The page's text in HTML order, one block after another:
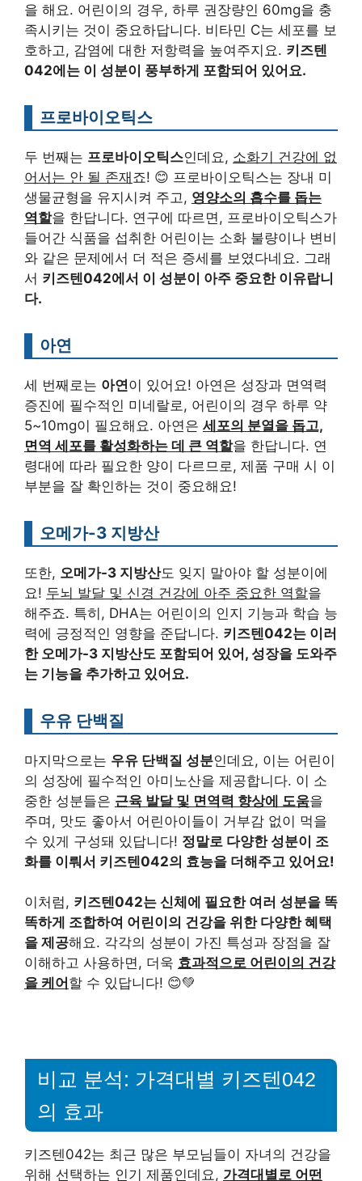
을 해요. 어린이의 경우, 하루 권장량인 60mg을 충
족시키는 것이 중요하답니다. 비타민 C는 세포를 보
호하고, 감염에 대한 저항력을 높여주지요. 키즈텐
042에는 이 성분이 풍부하게 포함되어 있어요.
프로바이오틱스
두 번째는 프로바이오틱스인데요, 소화기 건강에 없
어서는 안 될 존재죠! 😊 프로바이오틱스는 장내 미
생물균형을 유지시켜 주고, 영양소의 흡수를 돕는
역할을 한답니다. 연구에 따르면, 프로바이오틱스가
들어간 식품을 섭취한 어린이는 소화 불량이나 변비
와 같은 문제에서 더 적은 증세를 보였다네요. 그래
서 키즈텐042에서 이 성분이 아주 중요한 이유랍니
다.
아연
세 번째로는 아연이 있어요! 아연은 성장과 면역력
증진에 필수적인 미네랄로, 어린이의 경우 하루 약
5~10mg이 필요해요. 아연은 세포의 분열을 돕고,
면역 세포를 활성화하는 데 큰 역할을 한답니다. 연
령대에 따라 필요한 양이 다르므로, 제품 구매 시 이
부분을 잘 확인하는 것이 중요해요!
오메가-3 지방산
또한, 오메가-3 지방산도 잊지 말아야 할 성분이에
요! 두뇌 발달 및 신경 건강에 아주 중요한 역할을
해주죠. 특히, DHA는 어린이의 인지 기능과 학습 능
력에 긍정적인 영향을 준답니다. 키즈텐042는 이러
한 오메가-3 지방산도 포함되어 있어, 성장을 도와주
는 기능을 추가하고 있어요.
우유 단백질
마지막으로는 우유 단백질 성분인데요, 이는 어린이
의 성장에 필수적인 아미노산을 제공합니다. 이 소
중한 성분들은 근육 발달 및 면역력 향상에 도움을
주며, 맛도 좋아서 어린아이들이 거부감 없이 먹을
수 있게 구성돼 있답니다! 정말로 다양한 성분이 조
화를 이뤄서 키즈텐042의 효능을 더해주고 있어요!
이처럼, 키즈텐042는 신체에 필요한 여러 성분을 똑
똑하게 조합하여 어린이의 건강을 위한 다양한 혜택
을 제공해요. 각각의 성분이 가진 특성과 장점을 잘
이해하고 사용하면, 더욱 효과적으로 어린이의 건강
을 케어 할 수 있답니다! 😊💚
비교 분석: 가격대별 키즈텐042
의 효과
키즈텐042는 최근 많은 부모님들이 자녀의 건강을
위해 선택하는 인기 제품인데요, 가격대별로 어떤